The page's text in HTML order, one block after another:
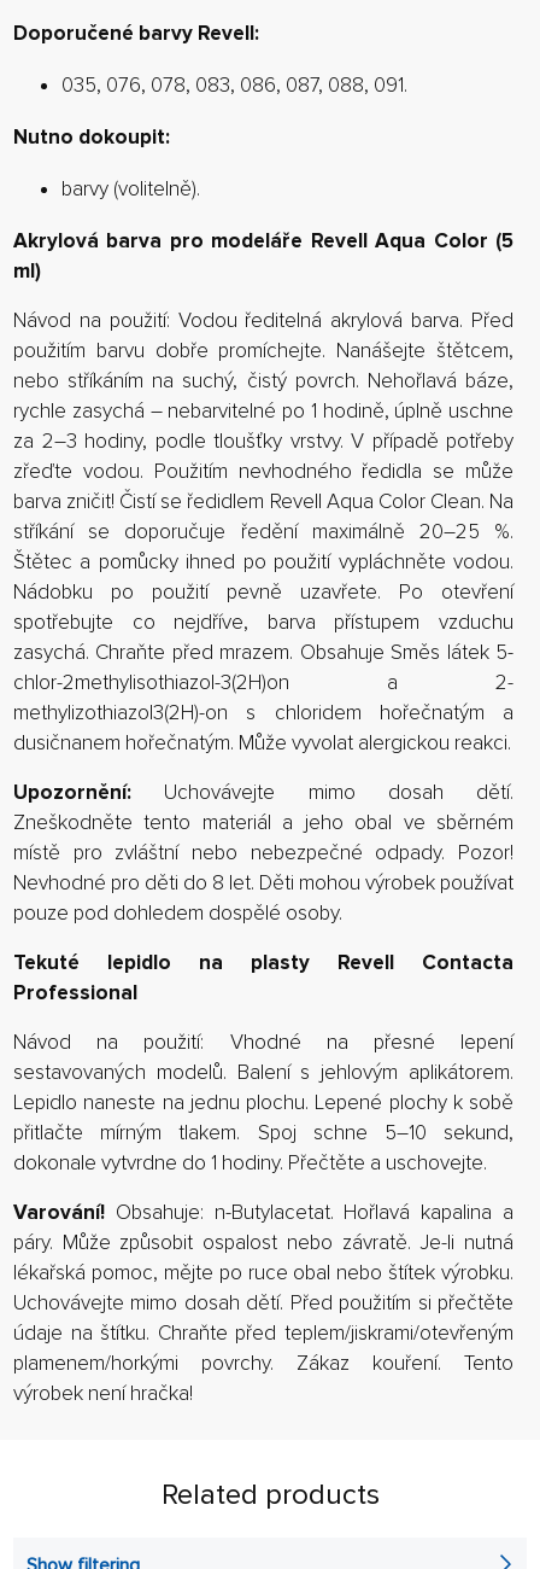
Doporučené barvy Revell:
035, 076, 078, 083, 086, 087, 088, 091.
Nutno dokoupit:
barvy (volitelně).
Akrylová barva pro modeláře Revell Aqua Color (5
ml)
Návod na použití: Vodou ředitelná akrylová barva. Před
použitím barvu dobře promíchejte. Nanášejte štětcem,
nebo stříkáním na suchý, čistý povrch. Nehořlavá báze,
rychle zasychá – nebarvitelné po 1 hodině, úplně uschne
za 2–3 hodiny, podle tloušťky vrstvy. V případě potřeby
zřeďte vodou. Použitím nevhodného ředidla se může
barva zničit! Čistí se ředidlem Revell Aqua Color Clean. Na
stříkání se doporučuje ředění maximálně 20–25 %.
Štětec a pomůcky ihned po použití vypláchněte vodou.
Nádobku po použití pevně uzavřete. Po otevření
spotřebujte co nejdříve, barva přístupem vzduchu
zasychá. Chraňte před mrazem. Obsahuje Směs látek 5-
chlor-2methylisothiazol-3(2H)on a 2-
methylizothiazol3(2H)-on s chloridem hořečnatým a
dusičnanem hořečnatým. Může vyvolat alergickou reakci.
Upozornění: Uchovávejte mimo dosah dětí.
Zneškodněte tento materiál a jeho obal ve sběrném
místě pro zvláštní nebo nebezpečné odpady. Pozor!
Nevhodné pro děti do 8 let. Děti mohou výrobek používat
pouze pod dohledem dospělé osoby.
Tekuté lepidlo na plasty Revell Contacta
Professional
Návod na použití: Vhodné na přesné lepení
sestavovaných modelů. Balení s jehlovým aplikátorem.
Lepidlo naneste na jednu plochu. Lepené plochy k sobě
přitlačte mírným tlakem. Spoj schne 5–10 sekund,
dokonale vytvrdne do 1 hodiny. Přečtěte a uschovejte.
Varování! Obsahuje: n-Butylacetat. Hořlavá kapalina a
páry. Může způsobit ospalost nebo závratě. Je-li nutná
lékařská pomoc, mějte po ruce obal nebo štítek výrobku.
Uchovávejte mimo dosah dětí. Před použitím si přečtěte
údaje na štítku. Chraňte před teplem/jiskrami/otevřeným
plamenem/horkými povrchy. Zákaz kouření. Tento
výrobek není hračka!
Related products